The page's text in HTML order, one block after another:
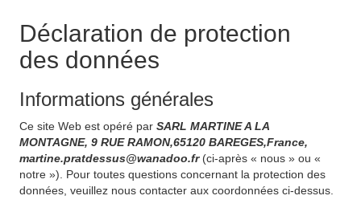
Déclaration de protection
des données
Informations générales
Ce site Web est opéré par SARL MARTINE A LA
MONTAGNE, 9 RUE RAMON,65120 BAREGES,France,
martine.pratdessus@wanadoo.fr (ci-après « nous » ou «
notre »). Pour toutes questions concernant la protection des
données, veuillez nous contacter aux coordonnées ci-dessus.